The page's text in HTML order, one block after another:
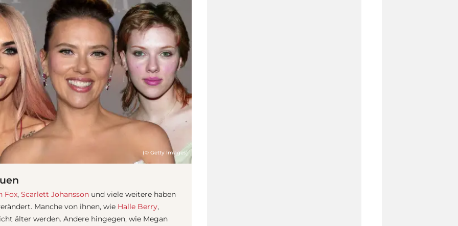
(© Getty Images)
Fox, Scarlett Johansson und viele weitere haben
Manche von ihnen, wie Halle Berry,
älter werden. Andere hingegen, wie Megan